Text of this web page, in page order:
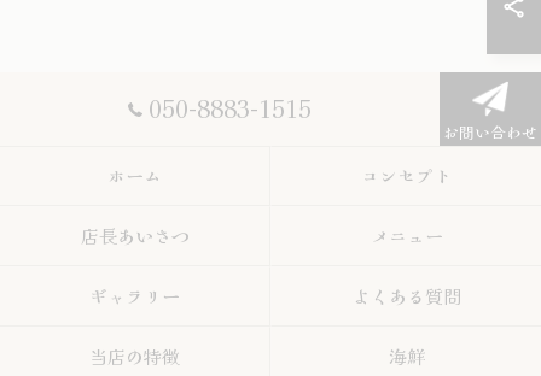
050-8883-1515
お問い合わせ
ホーム コンセプト
店長あいさつ メニュー
ギャラリー よくある質問
当店の特徴 海鮮